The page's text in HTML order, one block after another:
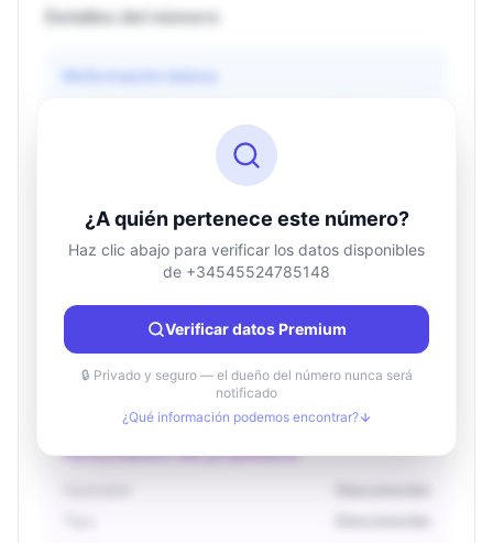
Detalles del número
Información básica
Información de ubicación
País
Desconocido
Ciudad
Desconocido
Región
Desconocido
Información del propietario
¿A quién pertenece este número?
Haz clic abajo para verificar los datos disponibles
de +34545524785148
Verificar datos Premium
🔒 Privado y seguro — el dueño del número nunca será
notificado
¿Qué información podemos encontrar?